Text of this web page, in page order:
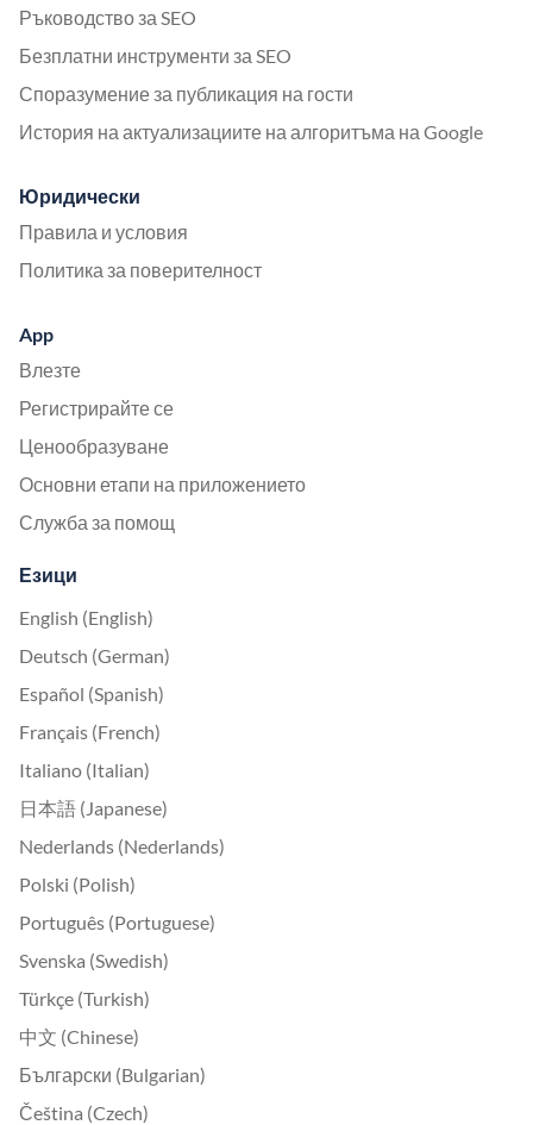
Ръководство за SEO
Безплатни инструменти за SEO
Споразумение за публикация на гости
История на актуализациите на алгоритъма на Google
Юридически
Правила и условия
Политика за поверителност
App
Влезте
Регистрирайте се
Ценообразуване
Основни етапи на приложението
Служба за помощ
Езици
English (English)
Deutsch (German)
Español (Spanish)
Français (French)
Italiano (Italian)
日本語 (Japanese)
Nederlands (Nederlands)
Polski (Polish)
Português (Portuguese)
Svenska (Swedish)
Türkçe (Turkish)
中文 (Chinese)
Български (Bulgarian)
Čeština (Czech)